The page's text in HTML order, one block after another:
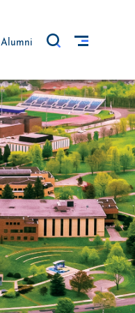
Alumni